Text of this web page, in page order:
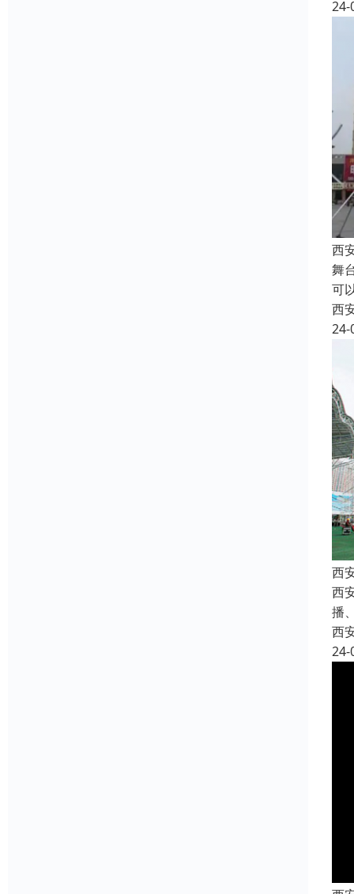
24-
西
舞
可
西
24-
西
西
播
西
24-